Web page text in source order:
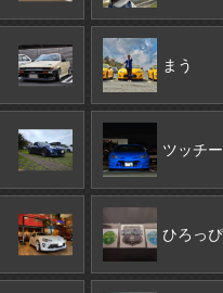
まう
ツッチー
ひろっぴ